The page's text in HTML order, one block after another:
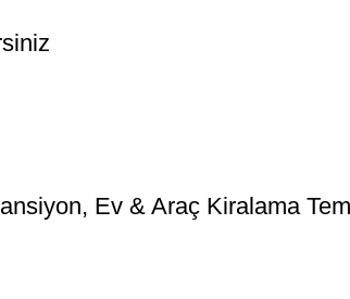
Ev & Araç Kiralama